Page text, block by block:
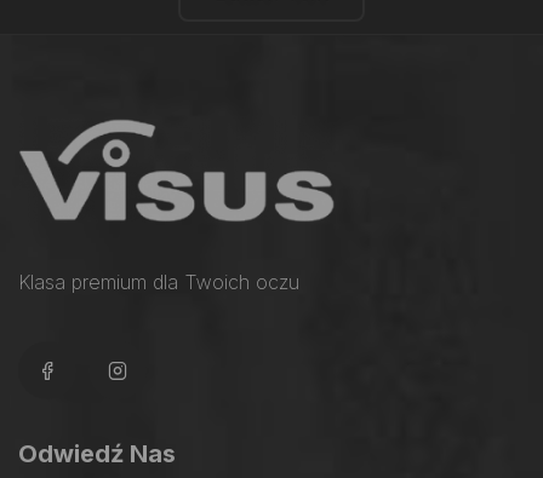
Klasa premium dla Twoich oczu
Odwiedź Nas